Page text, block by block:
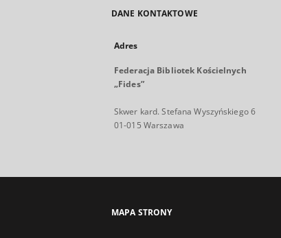
DANE KONTAKTOWE
Adres
Federacja Bibliotek Kościelnych
„Fides”
Skwer kard. Stefana Wyszyńskiego 6
01-015 Warszawa
MAPA STRONY